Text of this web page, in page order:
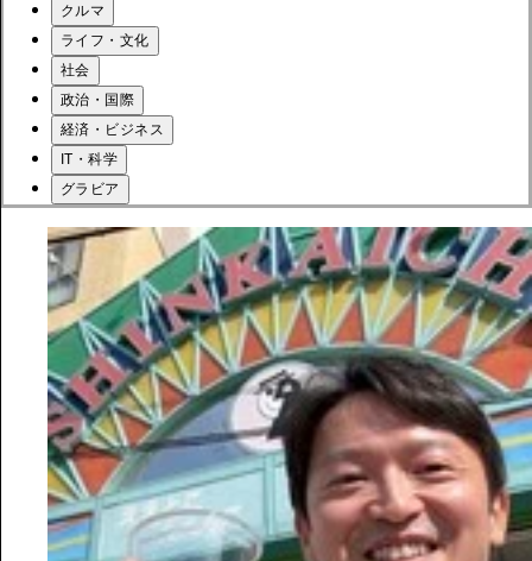
クルマ
ライフ・文化
社会
政治・国際
経済・ビジネス
IT・科学
グラビア